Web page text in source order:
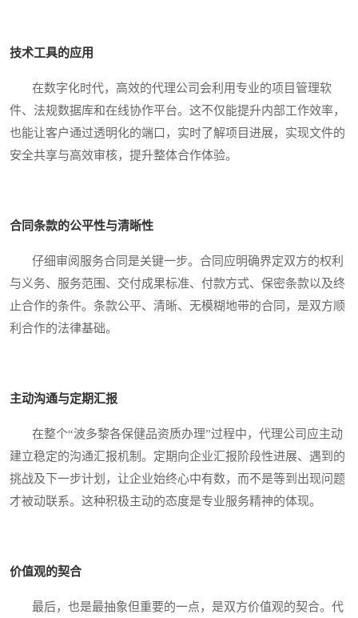
技术工具的应用
在数字化时代，高效的代理公司会利用专业的项目管理软
件、法规数据库和在线协作平台。这不仅能提升内部工作效率，
也能让客户通过透明化的端口，实时了解项目进展，实现文件的
安全共享与高效审核，提升整体合作体验。
合同条款的公平性与清晰性
仔细审阅服务合同是关键一步。合同应明确界定双方的权利
与义务、服务范围、交付成果标准、付款方式、保密条款以及终
止合作的条件。条款公平、清晰、无模糊地带的合同，是双方顺
利合作的法律基础。
主动沟通与定期汇报
在整个“波多黎各保健品资质办理”过程中，代理公司应主动
建立稳定的沟通汇报机制。定期向企业汇报阶段性进展、遇到的
挑战及下一步计划，让企业始终心中有数，而不是等到出现问题
才被动联系。这种积极主动的态度是专业服务精神的体现。
价值观的契合
最后，也是最抽象但重要的一点，是双方价值观的契合。代